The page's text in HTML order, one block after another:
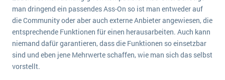
man dringend ein passendes Ass-On so ist man entweder auf
die Community oder aber auch externe Anbieter angewiesen, die
entsprechende Funktionen für einen herausarbeiten. Auch kann
niemand dafür garantieren, dass die Funktionen so einsetzbar
sind und eben jene Mehrwerte schaffen, wie man sich das selbst
vorstellt.